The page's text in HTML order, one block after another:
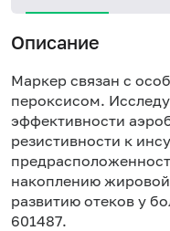
Описание
Маркер связан с
пероксисом.
эффективности
резистивности к
накоплению жировой
развитию отеков у
601487.